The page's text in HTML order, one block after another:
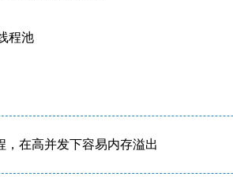
程池
在高并发下容易内存溢出